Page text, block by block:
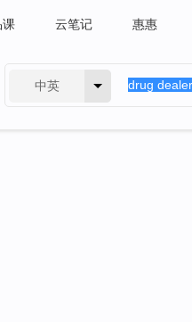
课 云笔记 惠惠
中英